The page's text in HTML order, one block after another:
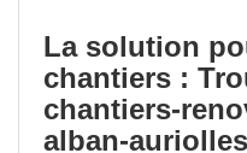
La solution
chantiers :
chantiers-
alban-auriolles